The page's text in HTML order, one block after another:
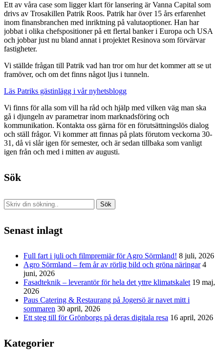
Ett av våra case som ligger klart för lansering är Vanna Capital som
drivs av Trosakillen Patrik Roos. Patrik har över 15 års erfarenhet
inom finansbranchen med inriktning på valutaoptioner. Han har
jobbat i olika chefspositioner på ett flertal banker i Europa och USA
och jobbar just nu bland annat i projektet Resinova som förvärvar
fastigheter.
Vi ställde frågan till Patrik vad han tror om hur det kommer att se ut
framöver, och om det finns något ljus i tunneln.
Läs Patriks gästinlägg i vår nyhetsblogg
Vi finns för alla som vill ha råd och hjälp med vilken väg man ska
gå i djungeln av parametrar inom marknadsföring och
kommunikation. Kontakta oss gärna för en förutsättningslös dialog
och ställ frågor. Vi kommer att finnas på plats förutom veckorna 30-
31, då vi slår igen för semester, och är sedan tillbaka som vanligt
igen från och med i mitten av augusti.
Sök
Sök
Senast inlagt
Full fart i juli och filmpremiär för Agro Sörmland! 8 juli, 2026
Agro Sörmland – fem år av rörlig bild och gröna näringar 4
juni, 2026
Fasadteknik – leverantör för hela det yttre klimatskalet 19 maj,
2026
Paus Catering & Restaurang på Jogersö är navet mitt i
sommaren 30 april, 2026
Ett steg till för Grönborgs på deras digitala resa 16 april, 2026
Kategorier